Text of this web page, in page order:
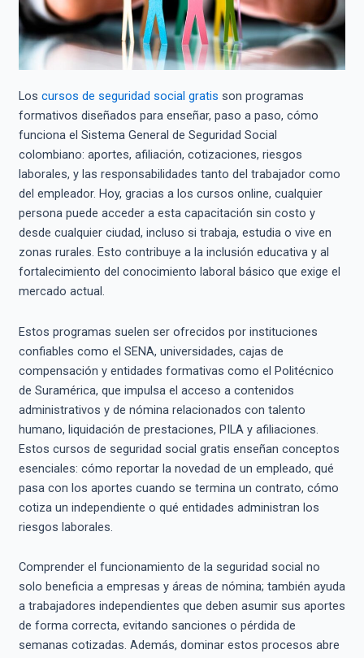
Los cursos de seguridad social gratis son programas
formativos diseñados para enseñar, paso a paso, cómo
funciona el Sistema General de Seguridad Social
colombiano: aportes, afiliación, cotizaciones, riesgos
laborales, y las responsabilidades tanto del trabajador como
del empleador. Hoy, gracias a los cursos online, cualquier
persona puede acceder a esta capacitación sin costo y
desde cualquier ciudad, incluso si trabaja, estudia o vive en
zonas rurales. Esto contribuye a la inclusión educativa y al
fortalecimiento del conocimiento laboral básico que exige el
mercado actual.
Estos programas suelen ser ofrecidos por instituciones
confiables como el SENA, universidades, cajas de
compensación y entidades formativas como el Politécnico
de Suramérica, que impulsa el acceso a contenidos
administrativos y de nómina relacionados con talento
humano, liquidación de prestaciones, PILA y afiliaciones.
Estos cursos de seguridad social gratis enseñan conceptos
esenciales: cómo reportar la novedad de un empleado, qué
pasa con los aportes cuando se termina un contrato, cómo
cotiza un independiente o qué entidades administran los
riesgos laborales.
Comprender el funcionamiento de la seguridad social no
solo beneficia a empresas y áreas de nómina; también ayuda
a trabajadores independientes que deben asumir sus aportes
de forma correcta, evitando sanciones o pérdida de
semanas cotizadas. Además, dominar estos procesos abre